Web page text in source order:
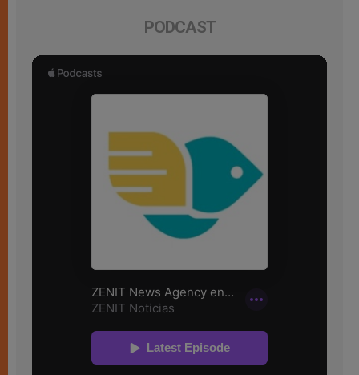
PODCAST